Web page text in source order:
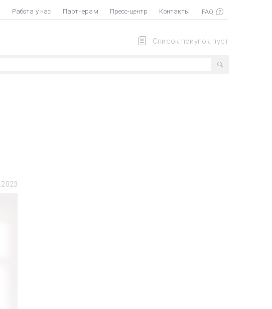
Работа у нас Партнерам Пресс-центр Контакты
Список покупок пуст